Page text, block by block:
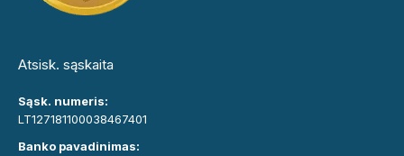
Atsisk. sąskaita
Sąsk. numeris:
LT127181100038467401
Banko pavadinimas: